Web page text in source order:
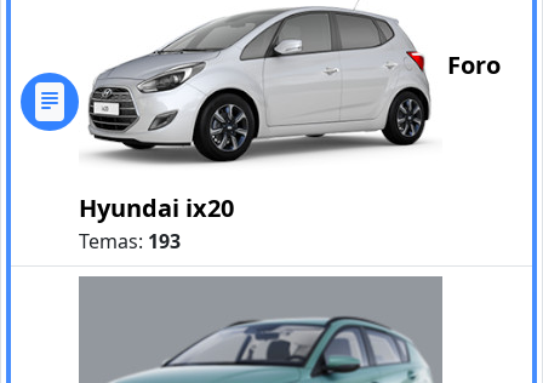
Foro
Hyundai ix20
Temas: 193